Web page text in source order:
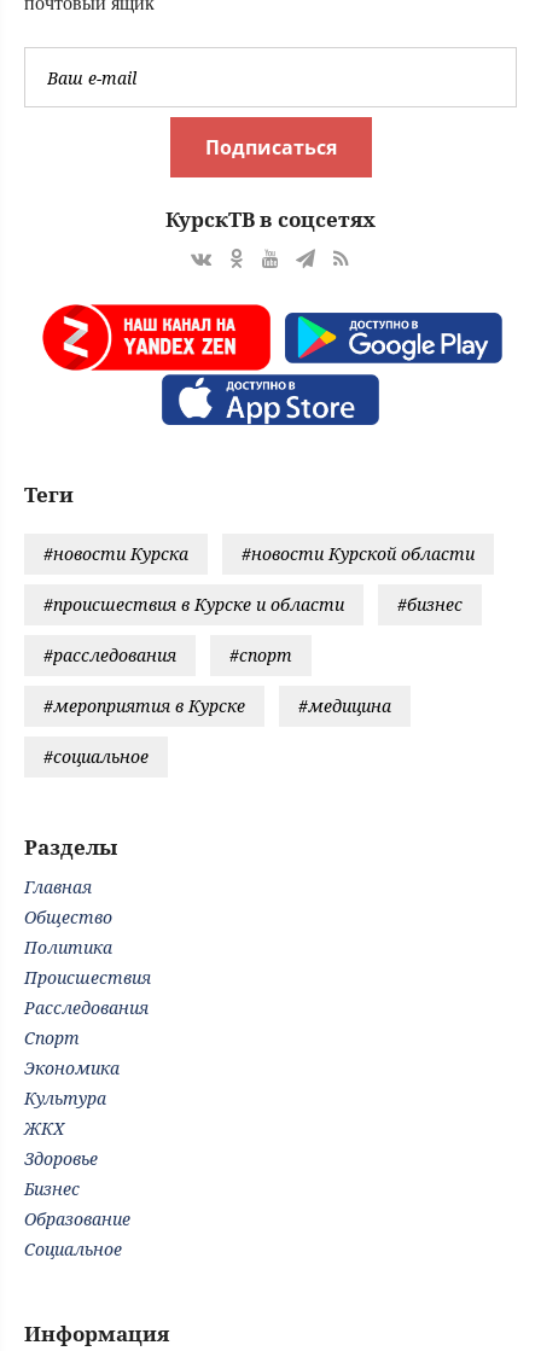
Подписаться
КурскТВ в соцсетях
Теги
#новости Курска #новости Курской области
#происшествия в Курске и области #бизнес
#расследования #спорт
#мероприятия в Курске #медицина
#социальное
Разделы
Главная
Общество
Политика
Происшествия
Расследования
Спорт
Экономика
Культура
ЖКХ
Здоровье
Бизнес
Образование
Социальное
Информация